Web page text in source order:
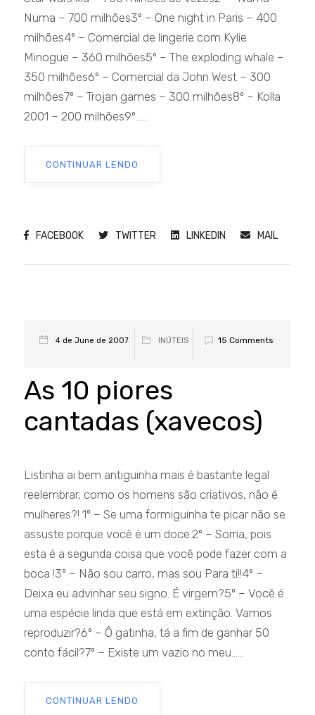
Numa – 700 milhões3º – One night in Paris – 400
milhões4º – Comercial de lingerie com Kylie
Minogue – 360 milhões5º – The exploding whale –
350 milhões6º – Comercial da John West – 300
milhões7º – Trojan games – 300 milhões8º – Kolla
2001 – 200 milhões9º......
CONTINUAR LENDO
FACEBOOK TWITTER LINKEDIN MAIL
4 de June de 2007 INÚTEIS 15 Comments
As 10 piores
cantadas (xavecos)
Listinha ai bem antiguinha mais é bastante legal
reelembrar, como os homens são criativos, não é
mulheres?! 1º – Se uma formiguinha te picar não se
assuste porque você é um doce.2º – Sorria, pois
esta é a segunda coisa que você pode fazer com a
boca !3º – Não sou carro, mas sou Para ti!!4º –
Deixa eu advinhar seu signo. É virgem?5º – Você é
uma espécie linda que está em extinção. Vamos
reproduzir?6º – Ô gatinha, tá a fim de ganhar 50
conto fácil?7º – Existe um vazio no meu......
CONTINUAR LENDO